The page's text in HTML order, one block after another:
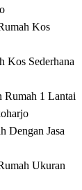
Kos
Kos Sederhana
Rumah 1 Lantai
Dengan Jasa
Ukuran